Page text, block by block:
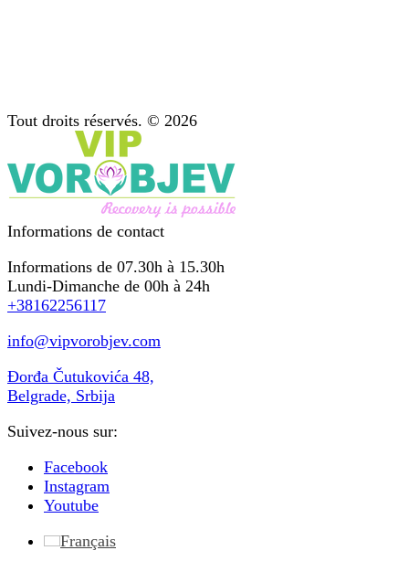
Tout droits réservés. © 2026
Informations de contact
Informations de 07.30h à 15.30h
Lundi-Dimanche de 00h à 24h
+38162256117
info@vipvorobjev.com
Đorđa Čutukovića 48,
Belgrade, Srbija
Suivez-nous sur:
Facebook
Instagram
Youtube
Français